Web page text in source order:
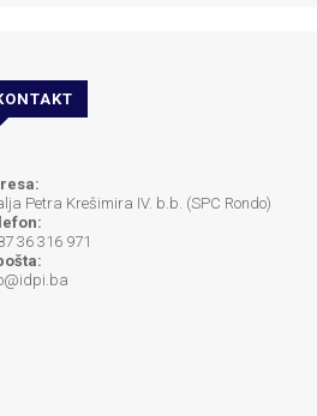
Petra Krešimira IV. b.b. (SPC Rondo)
36 316 971